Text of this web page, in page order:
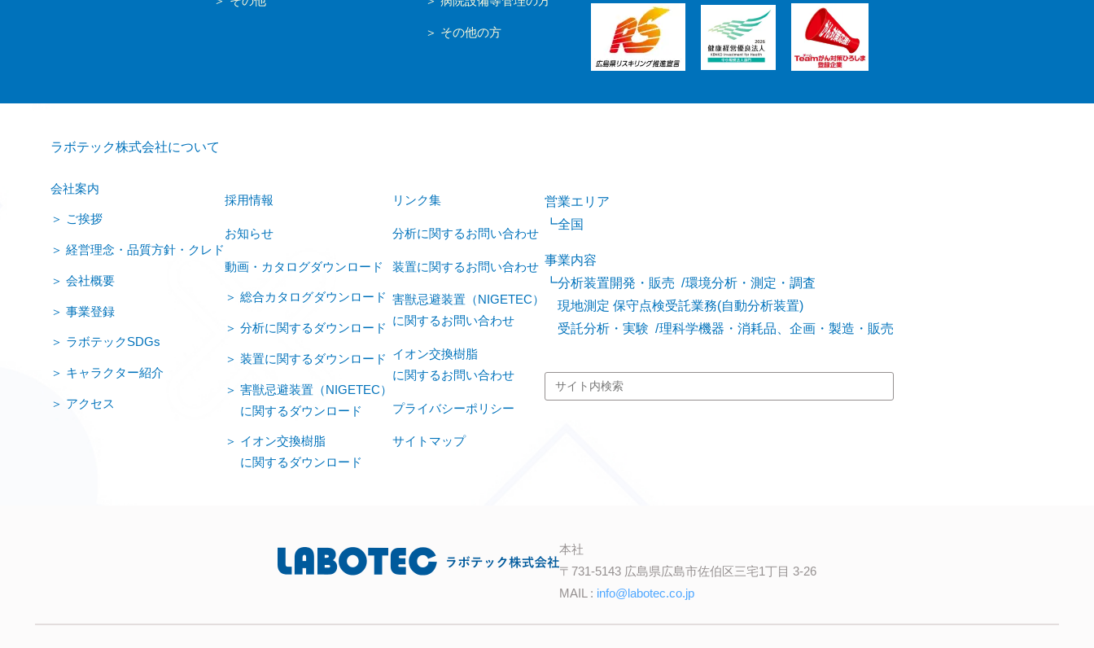
その他の方
ラボテック株式会社について
会社案内
ご挨拶
経営理念・品質方針・クレド
会社概要
事業登録
ラボテックSDGs
キャラクター紹介
アクセス
採用情報
お知らせ
動画・カタログダウンロード
総合カタログダウンロード
分析に関するダウンロード
装置に関するダウンロード
害獣忌避装置（NIGETEC）
に関するダウンロード
イオン交換樹脂
に関するダウンロード
リンク集
分析に関するお問い合わせ
装置に関するお問い合わせ
害獣忌避装置（NIGETEC）
に関するお問い合わせ
イオン交換樹脂
に関するお問い合わせ
プライバシーポリシー
サイトマップ
営業エリア
全国
事業内容
分析装置開発・販売
環境分析・測定・調査
現地測定 保守点検受託業務(自動分析装置)
受託分析・実験
理科学機器・消耗品、企画・製造・販売
本社
〒731-5143 広島県広島市佐伯区三宅1丁目 3-26
MAIL : info@labotec.co.jp